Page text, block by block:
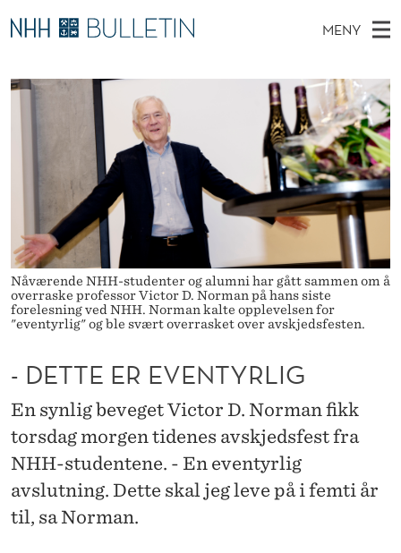
D
E
R
E
V
N
T
Y
R
L
MENY
O
V
E
N
Y
Ø
K
Stipendiater og nye forskerprofiler
Ekspertutvalg
Om Bulletin
Nåværende NHH-studenter og alumni har gått sammen om å
overraske professor Victor D. Norman på hans siste
forelesning ved NHH. Norman kalte opplevelsen for
"eventyrlig" og ble svært overrasket over avskjedsfesten.
- DETTE ER EVENTYRLIG
En synlig beveget Victor D. Norman fikk
torsdag morgen tidenes avskjedsfest fra
NHH-studentene. - En eventyrlig
avslutning. Dette skal jeg leve på i femti år
til, sa Norman.